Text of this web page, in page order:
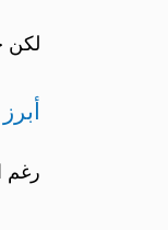
لكن
رغم